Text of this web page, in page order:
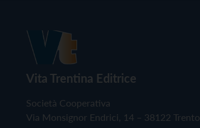
Vita Trentina Editrice
Società Cooperativa
Via Monsignor Endrici, 14 – 38122 Trento